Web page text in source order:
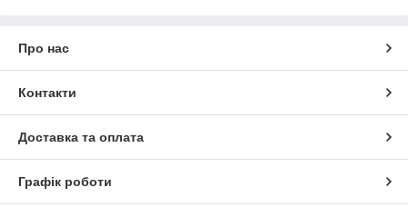
Про нас
Контакти
Доставка та оплата
Графік роботи